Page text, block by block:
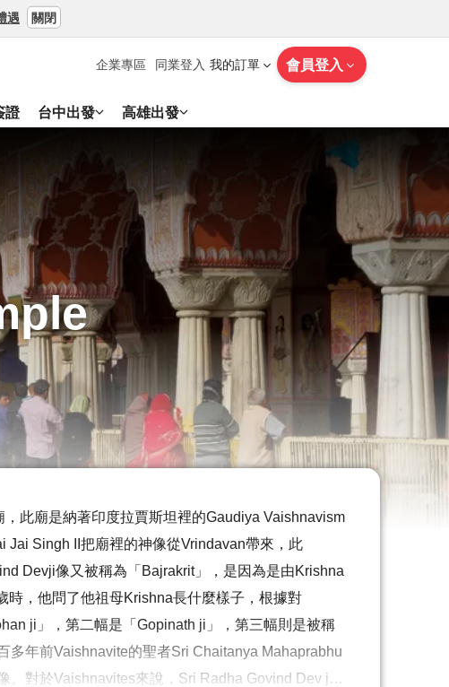
遇 關閉
企業專區 同業登入 我的訂單 會員登入
證 台中出發 高雄出發
此廟是納著印度拉賈斯坦裡的Gaudiya Vaishnavism
Singh II把廟裡的神像從Vrindavan帶來，此
Devji像又被稱為「Bajrakrit」，是因為是由Krishna
，他問了他祖母Krishna長什麼樣子，根據對
ji」，第二幅是「Gopinath ji」，第三幅則是被稱
年前Vaishnavite的聖者Sri Chaitanya Mahaprabhu
。對於Vaishnavites來說，Sri Radha Govind Dev ji